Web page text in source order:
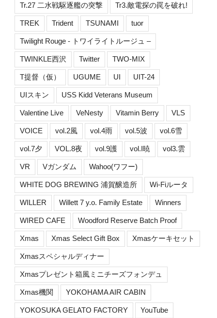
Tr.27 二水戦駆逐艦の突撃 Tr3.敵電探の罠を破れ!
TREK Trident TSUNAMI tuor
Twilight Rouge - トワイライトルージュ –
TWINKLE西沢 Twitter TWO-MIX
T提督（仮） UGUME UI UIT-24
UIスキン USS Kidd Veterans Museum
Valentine Live VeNesty Vitamin Berry VLS
VOICE vol.2風 vol.4雨 vol.5波 vol.6雪
vol.7夕 VOL.8夜 vol.9護 vol.I暁 vol3.雲
VR Vガンダム Wahoo(ワフー)
WHITE DOG BREWING 浦賀醸造所 Wi-Fiルータ
WILLER Willett 7 y.o. Family Estate Winners
WIRED CAFE Woodford Reserve Batch Proof
Xmas Xmas Select Gift Box Xmasケーキセット
Xmasスペシャルディナー
Xmasプレゼント箱風ミニチーズフォンデュ
Xmas機関 YOKOHAMA AIR CABIN
YOKOSUKA GELATO FACTORY YouTube